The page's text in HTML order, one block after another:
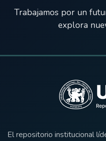
Trabajamos por un
explora
El repositorio institucional